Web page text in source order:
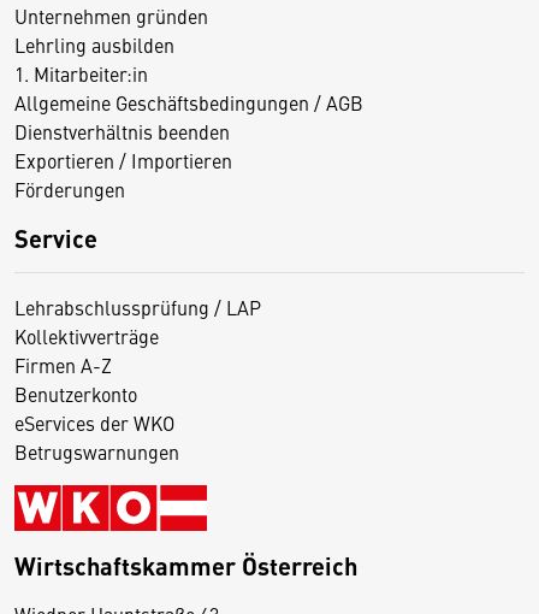
Unternehmen gründen
Lehrling ausbilden
1. Mitarbeiter:in
Allgemeine Geschäftsbedingungen / AGB
Dienstverhältnis beenden
Exportieren / Importieren
Förderungen
Service
Lehrabschlussprüfung / LAP
Kollektivverträge
Firmen A-Z
Benutzerkonto
eServices der WKO
Betrugswarnungen
Wirtschaftskammer Österreich